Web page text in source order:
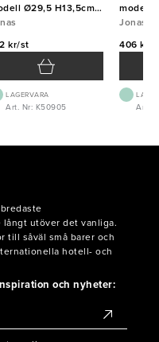
Ø29,5 H13,5cm
kr/st
LAGERVARA
Art. Nr: K50905
modell
Jonas
406 kr/
Art.
utöver det vanliga.
till såväl små barer och
hotell- och
och nyheter: